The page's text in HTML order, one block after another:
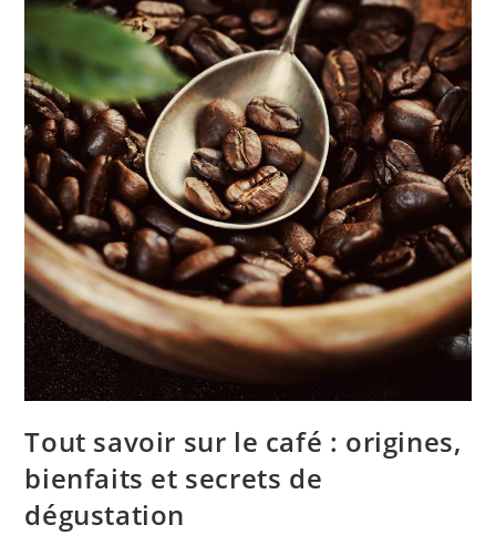
Tout savoir sur le café : origines,
bienfaits et secrets de
dégustation